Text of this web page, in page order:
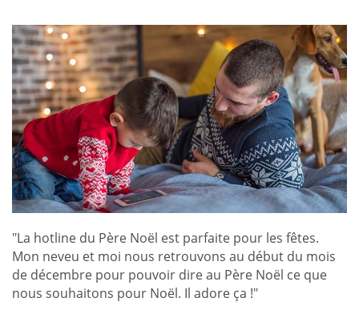
"La hotline du Père Noël est parfaite pour les fêtes.
Mon neveu et moi nous retrouvons au début du mois
de décembre pour pouvoir dire au Père Noël ce que
nous souhaitons pour Noël. Il adore ça !"